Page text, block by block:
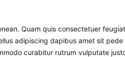
Quam quis consectetuer
adipiscing dapibus amet sit pede
curabitur rutrum vulputate